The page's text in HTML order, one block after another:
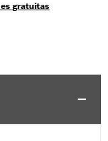
gratuitas